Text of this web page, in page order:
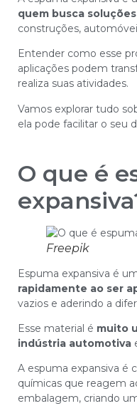
quem busca
construções,
Entender como esse
aplicações podem
realiza suas atividades.
Vamos explorar tudo
ela pode facilitar o seu
O que é
Freepik
Espuma expansiva é
rapidamente ao ser
vazios e aderindo a
Esse material é muito
indústria automotiva
A espuma expansiva é
químicas que reagem
embalagem, criando